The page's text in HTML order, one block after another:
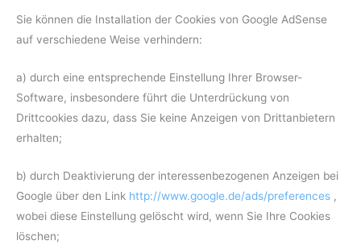
Sie können die Installation der Cookies von Google AdSense
auf verschiedene Weise verhindern:
a) durch eine entsprechende Einstellung Ihrer Browser-
Software, insbesondere führt die Unterdrückung von
Drittcookies dazu, dass Sie keine Anzeigen von Drittanbietern
erhalten;
b) durch Deaktivierung der interessenbezogenen Anzeigen bei
Google über den Link http://www.google.de/ads/preferences ,
wobei diese Einstellung gelöscht wird, wenn Sie Ihre Cookies
löschen;